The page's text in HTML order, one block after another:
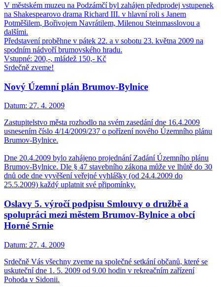
V městském muzeu na Podzámčí byl zahájen předprodej vstupenek
na Shakespearovo drama Richard III. v hlavní roli s Janem
Potměšilem, Bořivojem Navrátilem, Milenou Steinmasslovou a
dalšími.
Představení proběhne v pátek 22. a v sobotu 23. května 2009 na
spodním nádvoří brumovského hradu.
Vstupné: 200,-, mládež 150,- Kč
Srdečně zveme!
Nový Územní plán Brumov-Bylnice
Datum: 27. 4. 2009
Zastupitelstvo města rozhodlo na svém zasedání dne 16.4.2009
usnesením číslo 4/14/2009/237 o pořízení nového Územního plánu
Brumov-Bylnice.
Dne 20.4.2009 bylo zahájeno projednání Zadání Územního plánu
Brumov-Bylnice. Dle § 47 stavebního zákona může ve lhůtě do 30
dnů ode dne vyvěšení veřejné vyhlášky (od 24.4.2009 do
25.5.2009) každý uplatnit své připomínky.
Oslavy 5. výročí podpisu Smlouvy o družbě a
spolupráci mezi městem Brumov-Bylnice a obcí
Horné Srnie
Datum: 27. 4. 2009
Srdečně Vás všechny zveme na společné setkání občanů, které se
uskuteční dne 1. 5. 2009 od 9.00 hodin v rekreačním zařízení
Pohoda v Sidonii.